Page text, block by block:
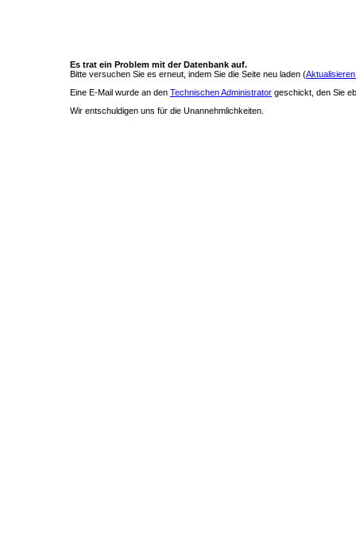
Es trat ein Problem mit der Datenbank auf.
Bitte versuchen Sie es erneut, indem Sie die Seite neu laden (
Eine E-Mail wurde an den Technischen Administrator geschickt, den Sie
Wir entschuldigen uns für die Unannehmlichkeiten.